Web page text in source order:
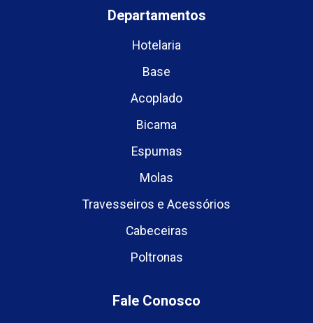
Departamentos
Hotelaria
Base
Acoplado
Bicama
Espumas
Molas
Travesseiros e Acessórios
Cabeceiras
Poltronas
Fale Conosco